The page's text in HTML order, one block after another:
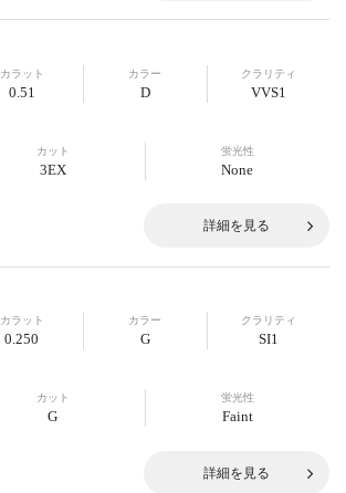
カラット
0.51
カラー
D
クラリティ
VVS1
カット
3EX
蛍光性
None
詳細を見る
カラット
0.250
カラー
G
クラリティ
SI1
カット
G
蛍光性
Faint
詳細を見る